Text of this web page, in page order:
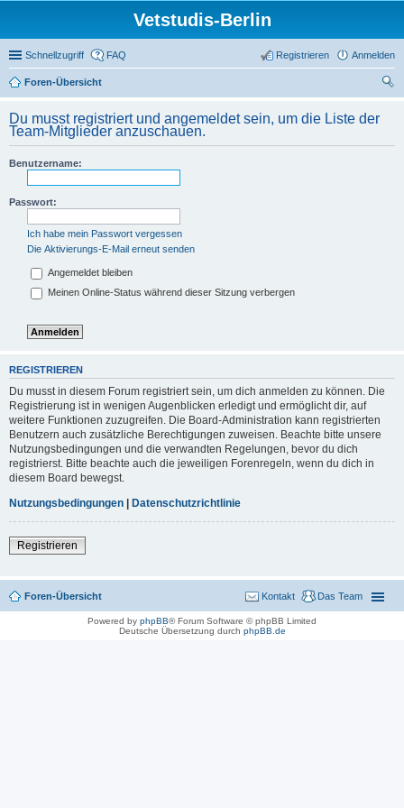
Vetstudis-Berlin
Schnellzugriff FAQ Anmelden
Registrieren
Foren-Übersicht
Du musst registriert und angemeldet sein, um die Liste der
Team-Mitglieder anzuschauen.
Benutzername:
Passwort:
Ich habe mein Passwort vergessen
Die Aktivierungs-E-Mail erneut senden
Angemeldet bleiben
Meinen Online-Status während dieser Sitzung verbergen
REGISTRIEREN
Du musst in diesem Forum registriert sein, um dich anmelden zu können. Die
Registrierung ist in wenigen Augenblicken erledigt und ermöglicht dir, auf
weitere Funktionen zuzugreifen. Die Board-Administration kann registrierten
Benutzern auch zusätzliche Berechtigungen zuweisen. Beachte bitte unsere
Nutzungsbedingungen und die verwandten Regelungen, bevor du dich
registrierst. Bitte beachte auch die jeweiligen Forenregeln, wenn du dich in
diesem Board bewegst.
Nutzungsbedingungen | Datenschutzrichtlinie
Registrieren
Foren-Übersicht Das Team
Kontakt
Powered by phpBB® Forum Software © phpBB Limited
Deutsche Übersetzung durch phpBB.de